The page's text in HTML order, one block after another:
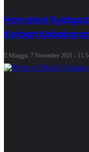
Hamdani
Korban
Minggu, 7 November 2021 -